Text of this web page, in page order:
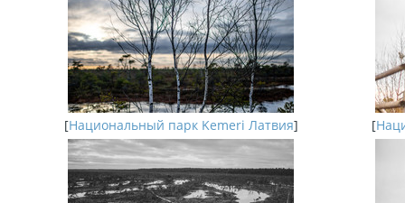
[Национальный парк Kemeri Латвия] [